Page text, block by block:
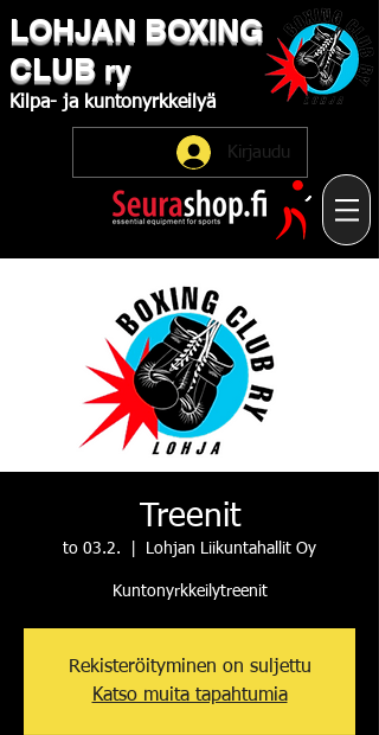
LOHJAN ​BOXING
CLUB ry
Kilpa- ja kuntonyrkkeilyä
Kirjaudu
Treenit
to 03.2. Lohjan Liikuntahallit Oy
Kuntonyrkkeilytreenit
Rekisteröityminen on suljettu
Katso muita tapahtumia